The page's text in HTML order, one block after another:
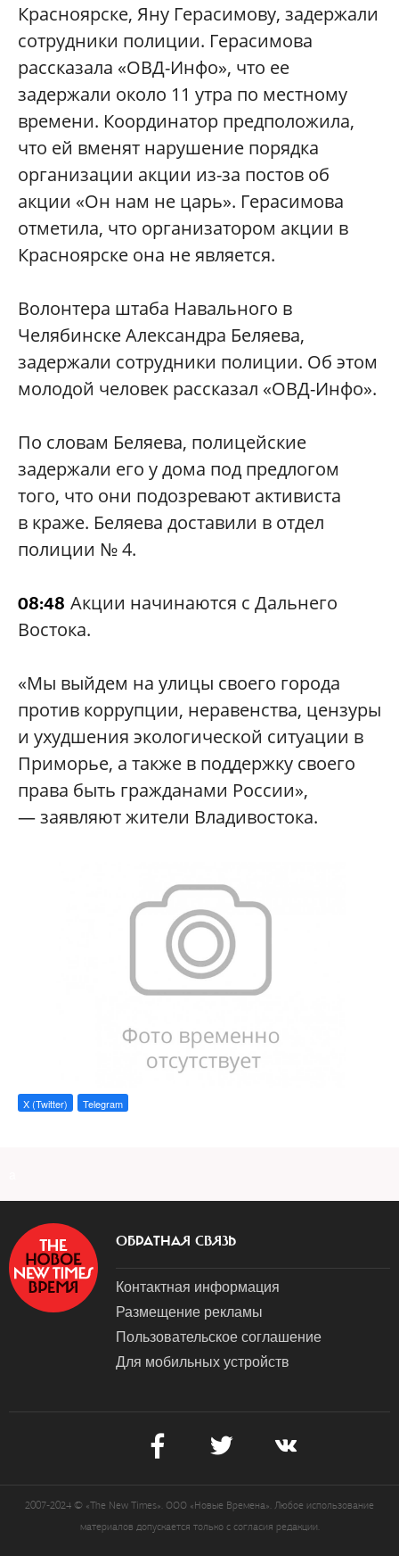
Красноярске, Яну Герасимову, задержали
сотрудники полиции. Герасимова
рассказала «ОВД-Инфо», что ее
задержали около 11 утра по местному
времени. Координатор предположила,
что ей вменят нарушение порядка
организации акции из-за постов об
акции «Он нам не царь». Герасимова
отметила, что организатором акции в
Красноярске она не является.
Волонтера штаба Навального в
Челябинске Александра Беляева,
задержали сотрудники полиции. Об этом
молодой человек рассказал «ОВД-Инфо».
По словам Беляева, полицейские
задержали его у дома под предлогом
того, что они подозревают активиста
в краже. Беляева доставили в отдел
полиции № 4.
08:48 Акции начинаются с Дальнего
Востока.
«Мы выйдем на улицы своего города
против коррупции, неравенства, цензуры
и ухудшения экологической ситуации в
Приморье, а также в поддержку своего
права быть гражданами России»,
— заявляют жители Владивостока.
X (Twitter) Telegram
ОБРАТНАЯ СВЯЗЬ
Контактная информация
Размещение рекламы
Пользовательское соглашение
Для мобильных устройств
2007-2024 © «The New Times». ООО «Новые Времена». Любое использование
материалов допускается только с согласия редакции.